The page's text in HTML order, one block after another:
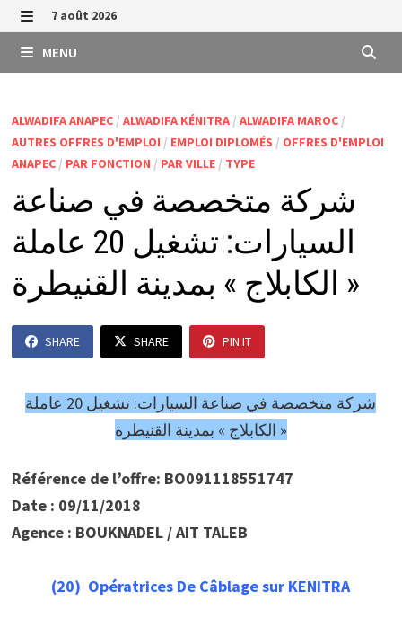
Passer
au
contenu
MENU
7 août 2026
MENU
ALWADIFA ANAPEC/ ALWADIFA KÉNITRA/ ALWADIFA MAROC/
AUTRES OFFRES D'EMPLOI / EMPLOI DIPLOMÉS / OFFRES D'EMPLOI
ANAPEC/ PAR FONCTION / PAR VILLE/ TYPE
شركة متخصصة في صناعة
السيارات: تشغيل 20 عاملة
« الكابلاج » بمدينة القنيطرة
SHARE SHARE PIN IT
شركة متخصصة في صناعة السيارات: تشغيل 20 عاملة
« الكابلاج » بمدينة القنيطرة
Référence de l’offre: BO091118551747
Date : 09/11/2018
Agence : BOUKNADEL / AIT TALEB
(20) Opératrices De Câblage sur KENITRA